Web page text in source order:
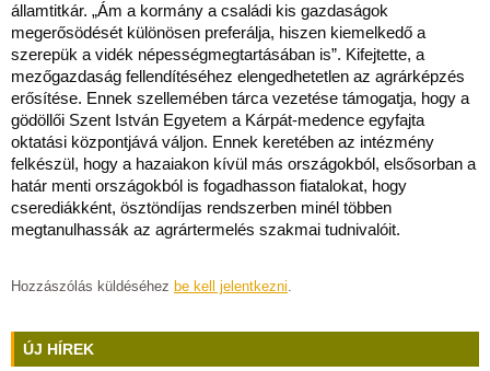
államtitkár. „Ám a kormány a családi kis gazdaságok
megerősödését különösen preferálja, hiszen kiemelkedő a
szerepük a vidék népességmegtartásában is”. Kifejtette, a
mezőgazdaság fellendítéséhez elengedhetetlen az agrárképzés
erősítése. Ennek szellemében tárca vezetése támogatja, hogy a
gödöllői Szent István Egyetem a Kárpát-medence egyfajta
oktatási központjává váljon. Ennek keretében az intézmény
felkészül, hogy a hazaiakon kívül más országokból, elsősorban a
határ menti országokból is fogadhasson fiatalokat, hogy
cserediákként, ösztöndíjas rendszerben minél többen
megtanulhassák az agrártermelés szakmai tudnivalóit.
Hozzászólás küldéséhez be kell jelentkezni.
ÚJ HÍREK